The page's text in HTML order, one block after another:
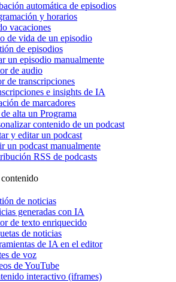
automática de episodios
y horarios
vacaciones
de vida de un episodio
de episodios
un episodio manualmente
de audio
de transcripciones
e insights de IA
de marcadores
alta un Programa
contenido de un podcast
y editar un podcast
un podcast manualmente
RSS de podcasts
de noticias
generadas con IA
de texto enriquecido
de noticias
de IA en el editor
de voz
de YouTube
interactivo (iframes)